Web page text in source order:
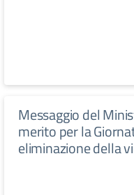
Messaggio del
merito per la
eliminazione della